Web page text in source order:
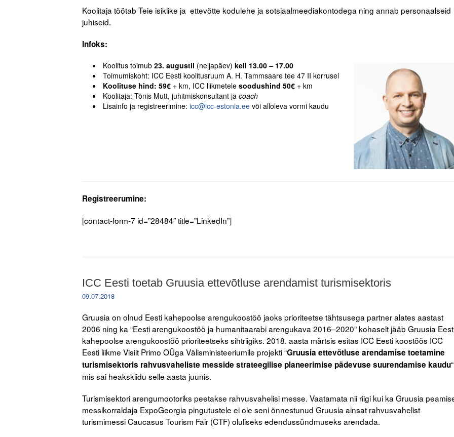
Koolitaja töötab Teie isiklike ja ettevõtte kodulehe ja sotsiaalmeediakontodega ning annab personaalseid
juhiseid.
Infoks:
Koolitus toimub 23. augustil (neljapäev) kell 13.00 – 17.00
Toimumiskoht: ICC Eesti koolitusruum A. H. Tammsaare tee 47 II korrusel
Koolituse hind: 59€ + km, ICC liikmetele soodushind 50€ + km
Koolitaja: Tõnis Mutt, juhitmiskonsultant ja coach
Lisainfo ja registreerimine: icc@icc-estonia.ee või alloleva vormi kaudu
Registreerumine:
[contact-form-7 id=”28484″ title=”LinkedIn”]
ICC Eesti toetab Gruusia ettevõtluse arendamist turismisektoris
09.07.2018
Gruusia on olnud Eesti kahepoolse arengukoostöö jaoks prioriteetse tähtsusega partner alates aastast
2006 ning ka “Eesti arengukoostöö ja humanitaarabi arengukava 2016–2020” kohaselt jääb Gruusia
kahepoolse arengukoostöö prioriteetseks sihtriigiks. 2018. aasta märtsis esitas ICC Eesti koostöös ICC
Eesti liikme Visiit Primo OÜga Välisministeeriumile projekti “Gruusia ettevõtluse arendamise toetamine
turismisektoris rahvusvaheliste messide strateegilise planeerimise pädevuse suurendamise kaudu
mis sai heakskiidu selle aasta juunis.
Turismisektori arengumootoriks peetakse rahvusvahelisi messe. Vaatamata nii riigi kui ka Gruusia
messikorraldaja ExpoGeorgia pingutustele ei ole seni õnnestunud Gruusia ainsat rahvusvahelist
turismimessi Caucasus Tourism Fair (CTF) oluliseks edendussündmuseks arendada.